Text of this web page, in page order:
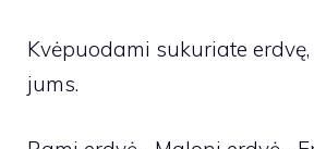
Kvėpuodami sukuriate
jums.